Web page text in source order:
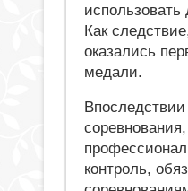
Как
оказались
медали.
контроль,